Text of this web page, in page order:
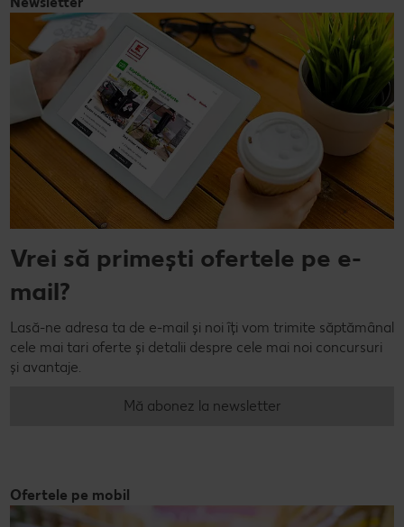
Vrei să primești ofertele pe e-
mail?
Lasă-ne adresa ta de e-mail și noi îți vom trimite săptămânal
cele mai tari oferte și detalii despre cele mai noi concursuri
și avantaje.
Mă abonez la newsletter
Ofertele pe mobil